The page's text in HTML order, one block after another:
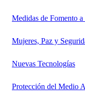
Medidas de Fomento
Mujeres, Paz y
Nuevas Tecnologías
Protección del Medio